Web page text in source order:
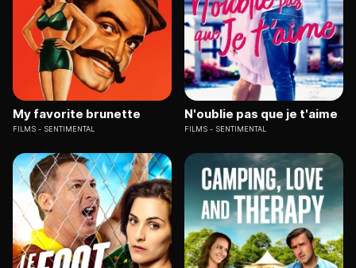
My favorite brunette
FILMS SENTIMENTAL
N'oublie pas que je t'aime
FILMS SENTIMENTAL